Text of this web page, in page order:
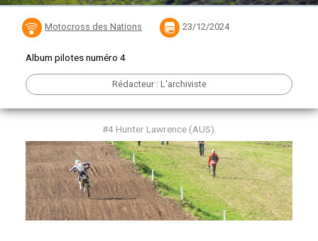
Motocross des Nations 23/12/2024
Album pilotes numéro 4
Rédacteur : L'archiviste
#4 Hunter Lawrence (AUS).